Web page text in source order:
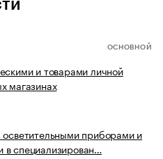
ОСНОВНОЙ
и товарами личной
магазинах
приборами и
специализирован…